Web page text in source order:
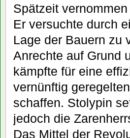
Spätzeit
Er versuchte durch
Lage der Bauern zu
Anrechte auf Grund
kämpfte für eine
vernünftig
schaffen. Stolypin
jedoch die
Das Mittel der